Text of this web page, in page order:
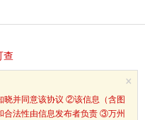
查
×
晓并同意该协议 ②该信息（含图
合法性由信息发布者负责 ③万州